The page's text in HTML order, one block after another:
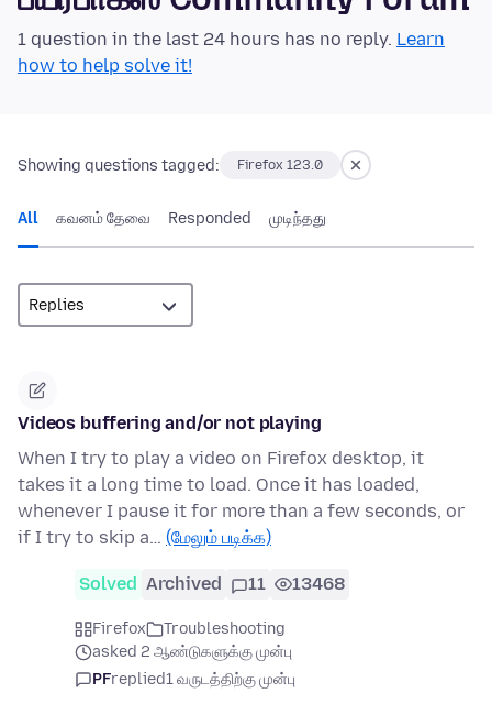
1 question in the last 24 hours has no reply. Learn
how to help solve it!
Showing questions tagged: Firefox 123.0
All கவனம் தேவை Responded முடிந்தது
Videos buffering and/or not playing
When I try to play a video on Firefox desktop, it
takes it a long time to load. Once it has loaded,
whenever I pause it for more than a few seconds, or
if I try to skip a… (மேலும் படிக்க)
Solved Archived 11 13468
Firefox
Troubleshooting
asked 2 ஆண்டுகளுக்கு முன்பு
PFreplied1 வருடத்திற்கு முன்பு